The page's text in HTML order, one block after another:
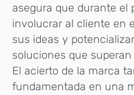
asegura que durante el
involucrar al cliente en
sus ideas y
soluciones que
El acierto de la marca
fundamentada en una